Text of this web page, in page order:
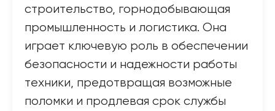
строительство, горнодобывающая
промышленность и логистика. Она
играет ключевую роль в обеспечении
безопасности и надежности работы
техники, предотвращая возможные
поломки и продлевая срок службы